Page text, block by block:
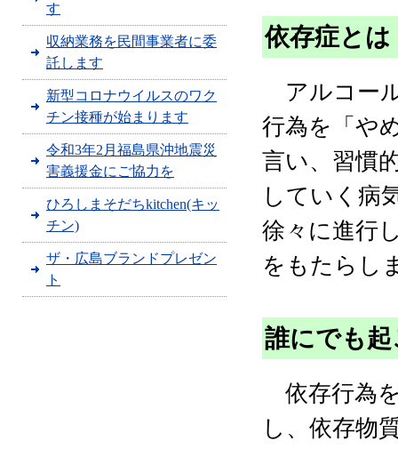
依存症とは
アルコー
行為を「や
言い、習慣
していく病
徐々に進行
をもたらし
誰にでも
依存行為
し、依存物
す
収納業務を民間事業者に委
託します
新型コロナウイルスのワク
チン接種が始まります
令和3年2月福島県沖地震災
害義援金にご協力を
ひろしまそだちkitchen(キッ
チン)
ザ・広島ブランドプレゼン
ト